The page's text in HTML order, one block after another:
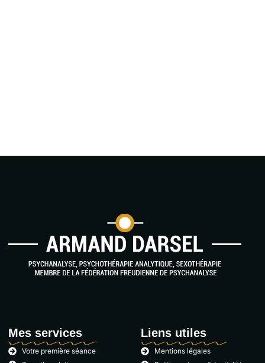
Mes services
Votre première séance
Liens utiles
Mentions légales